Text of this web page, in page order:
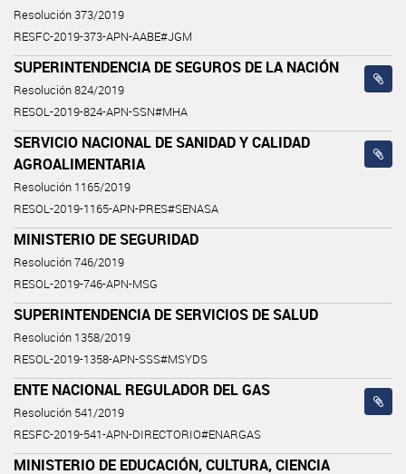
Resolución 373/2019
RESFC-2019-373-APN-AABE#JGM
SUPERINTENDENCIA DE SEGUROS DE LA NACIÓN
Resolución 824/2019
RESOL-2019-824-APN-SSN#MHA
SERVICIO NACIONAL DE SANIDAD Y CALIDAD
AGROALIMENTARIA
Resolución 1165/2019
RESOL-2019-1165-APN-PRES#SENASA
MINISTERIO DE SEGURIDAD
Resolución 746/2019
RESOL-2019-746-APN-MSG
SUPERINTENDENCIA DE SERVICIOS DE SALUD
Resolución 1358/2019
RESOL-2019-1358-APN-SSS#MSYDS
ENTE NACIONAL REGULADOR DEL GAS
Resolución 541/2019
RESFC-2019-541-APN-DIRECTORIO#ENARGAS
MINISTERIO DE EDUCACIÓN, CULTURA, CIENCIA